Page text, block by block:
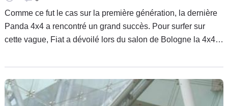
Comme ce fut le cas sur la première génération, la dernière
Panda 4x4 a rencontré un grand succès. Pour surfer sur
cette vague, Fiat a dévoilé lors du salon de Bologne la 4x4